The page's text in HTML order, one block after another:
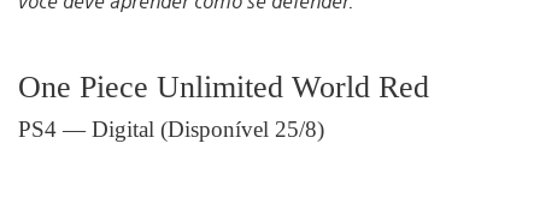
One Piece Unlimited World Red
PS4 — Digital (Disponível 25/8)